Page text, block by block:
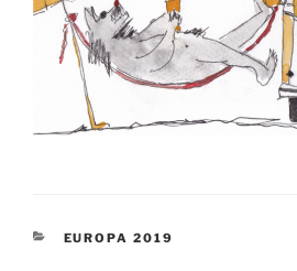
KATEGORIEN
EUROPA 2019